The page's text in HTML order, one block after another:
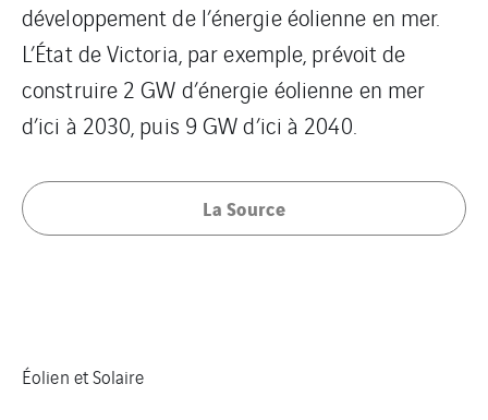
développement de l’énergie éolienne en mer.
L’État de Victoria, par exemple, prévoit de
construire 2 GW d’énergie éolienne en mer
d’ici à 2030, puis 9 GW d’ici à 2040.
La Source
Éolien et Solaire